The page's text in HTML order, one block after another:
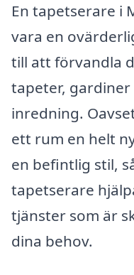
En tapetserare i
vara en
till att förvandla
tapeter, gardiner
inredning.
ett rum en helt
en befintlig stil,
tapetserare
tjänster som är
dina behov.